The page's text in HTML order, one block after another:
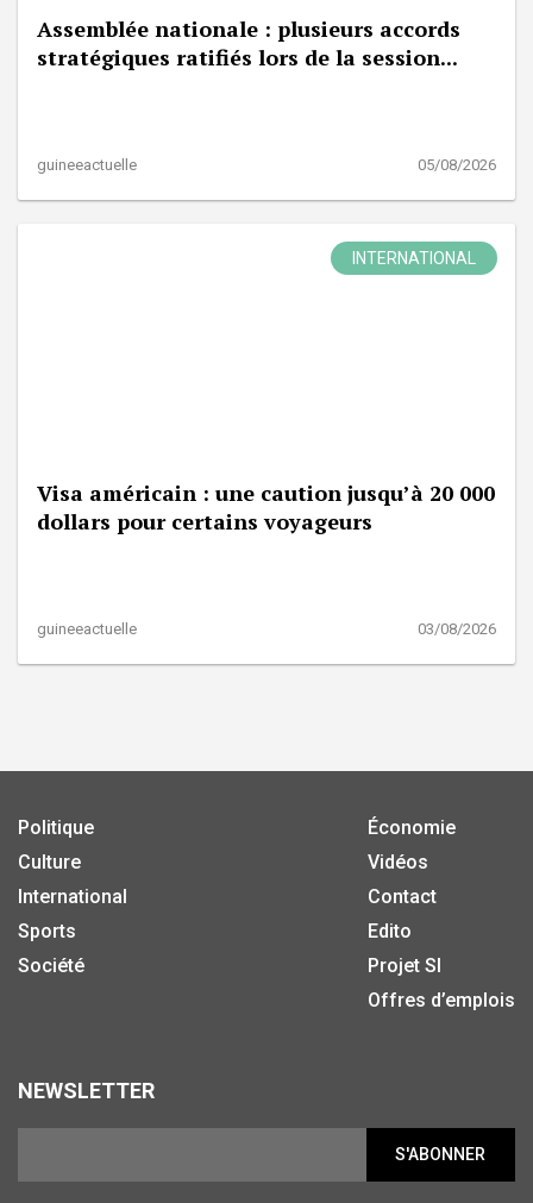
Assemblée nationale : plusieurs accords
stratégiques ratifiés lors de la session...
guineeactuelle 05/08/2026
INTERNATIONAL
Visa américain : une caution jusqu’à 20 000
dollars pour certains voyageurs
guineeactuelle 03/08/2026
Politique
Culture
International
Sports
Société
Économie
Vidéos
Contact
Edito
Projet SI
Offres d’emplois
NEWSLETTER
S'ABONNER